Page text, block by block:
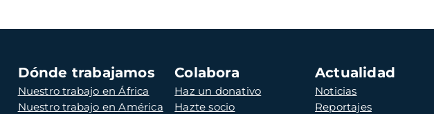
Dónde trabajamos
Nuestro trabajo en África
Nuestro trabajo en América
Colabora
Haz un donativo
Hazte socio
Actualidad
Noticias
Reportajes